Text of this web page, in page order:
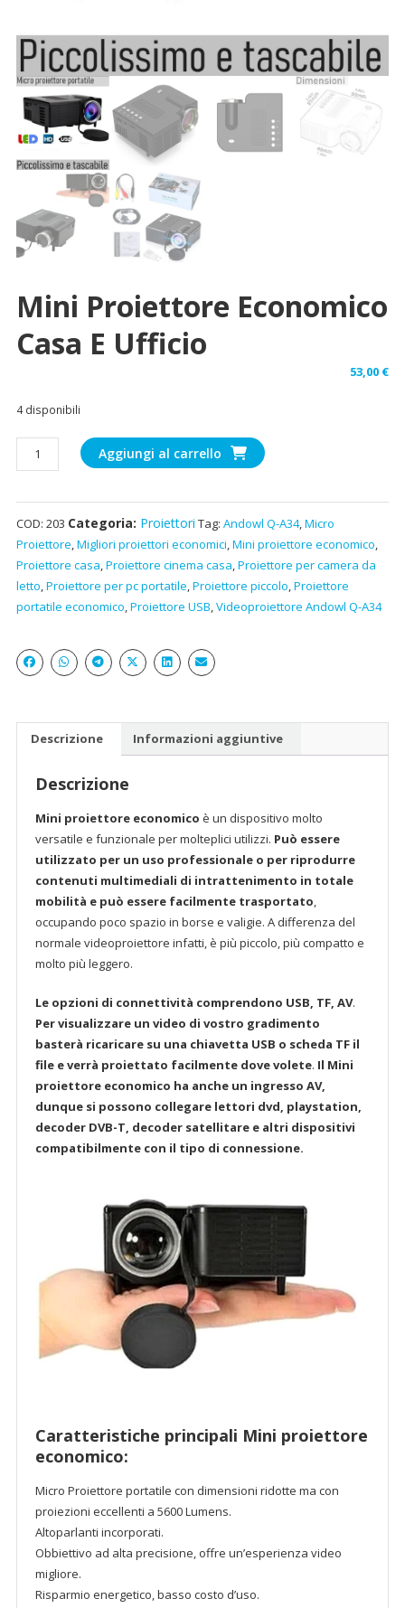
Mini Proiettore Economico
Casa E Ufficio
53,00 €
4 disponibili
Mini
proiettore
e
ufficio
quantità
Aggiungi al carrello
COD: 203 Categoria: Proiettori Tag: Andowl Q-A34,Micro
Proiettore,Migliori proiettori economici,Mini proiettore economico,
Proiettore casa,Proiettore cinema casa,Proiettore per camera da
letto,Proiettore per pc portatile,Proiettore piccolo,Proiettore
portatile economico,Proiettore USB,Videoproiettore Andowl Q-A34
Descrizione Informazioni aggiuntive
Descrizione
Mini proiettore economico è un dispositivo molto
versatile e funzionale per molteplici utilizzi. Può essere
utilizzato per un uso professionale o per riprodurre
contenuti multimediali di intrattenimento in totale
mobilità e può essere facilmente trasportato,
occupando poco spazio in borse e valigie. A differenza del
normale videoproiettore infatti, è più piccolo, più compatto e
molto più leggero.
Le opzioni di connettività comprendono USB, TF, AV.
Per visualizzare un video di vostro gradimento
basterà ricaricare su una chiavetta USB o scheda TF il
file e verrà proiettato facilmente dove volete. Il Mini
proiettore economico ha anche un ingresso AV,
dunque si possono collegare lettori dvd, playstation,
decoder DVB-T, decoder satellitare e altri dispositivi
compatibilmente con il tipo di connessione.
Caratteristiche principali Mini proiettore
economico:
Micro Proiettore portatile con dimensioni ridotte ma con
proiezioni eccellenti a 5600 Lumens.
Altoparlanti incorporati.
Obbiettivo ad alta precisione, offre un’esperienza video
migliore.
Risparmio energetico, basso costo d’uso.